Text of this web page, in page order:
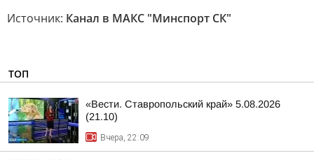
Источник: Канал в МАКС "Минспорт СК"
ТОП
«Вести. Ставропольский край» 5.08.2026
(21.10)
Вчера, 22:09